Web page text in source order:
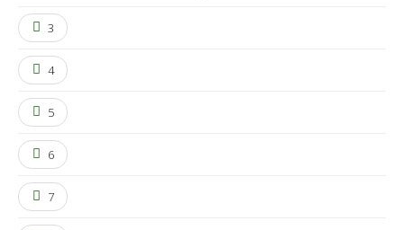
3
4
5
6
7